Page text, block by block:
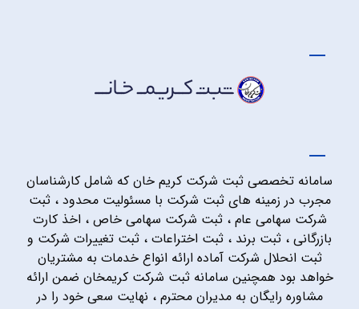
سامانه تخصصی ثبت شرکت کریم خان که شامل کارشناسان
مجرب در زمینه های ثبت شرکت با مسئولیت محدود ، ثبت
شرکت سهامی عام ، ثبت شرکت سهامی خاص ، اخذ کارت
بازرگانی ، ثبت برند ، ثبت اختراعات ، ثبت تغییرات شرکت و
ثبت انحلال شرکت آماده ارائه انواع خدمات به مشتریان
خواهد بود همچنین سامانه ثبت شرکت کریمخان ضمن ارائه
مشاوره رایگان به مدیران محترم ، نهایت سعی خود را در